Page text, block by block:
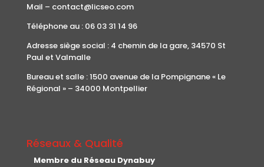
Mail – contact@licseo.com
Téléphone au : 06 03 31 14 96
Adresse siège social : 4 chemin de la gare, 34570 St
Paul et Valmalle
Bureau et salle : 1500 avenue de la Pompignane « Le
Régional » – 34000 Montpellier
Réseaux & Qualité
Membre du Réseau Dynabuy